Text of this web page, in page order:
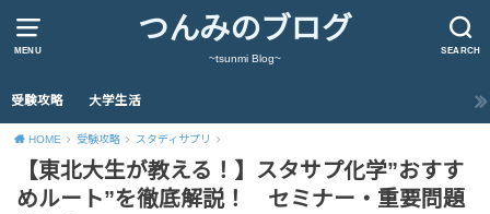
MENU SEARCH
つんみのブログ
~tsunmi Blog~
受験攻略 大学生活
HOME 受験攻略 スタディサプリ
【東北大生が教える！】スタサプ化学”おすす
めルート”を徹底解説！ セミナー・重要問題